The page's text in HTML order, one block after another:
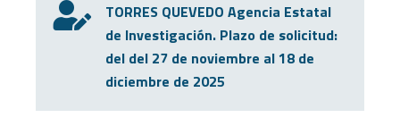
TORRES QUEVEDO Agencia Estatal
de Investigación. Plazo de solicitud:
del del 27 de noviembre al 18 de
diciembre de 2025